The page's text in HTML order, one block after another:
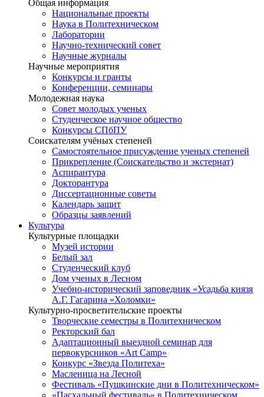
Общая информация
Национальные проекты
Наука в Политехническом
Лаборатории
Научно-технический совет
Научные журналы
Научные мероприятия
Конкурсы и гранты
Конференции, семинары
Молодежная наука
Совет молодых ученых
Студенческое научное общество
Конкурсы СПбПУ
Соискателям учёных степеней
Самостоятельное присуждение ученых степеней
Прикрепление (Соискательство и экстернат)
Аспирантура
Докторантура
Диссертационные советы
Календарь защит
Образцы заявлений
Культура
Культурные площадки
Музей истории
Белый зал
Студенческий клуб
Дом ученых в Лесном
Учебно-исторический заповедник «Усадьба князя
А.Г. Гагарина «Холомки»
Культурно-просветительские проекты
Творческие семестры в Политехническом
Ректорский бал
Адаптационный выездной семинар для
первокурсников «Art Camp»
Конкурс «Звезда Политеха»
Масленица на Лесной
Фестиваль «Пушкинские дни в Политехническом»
«Пасхальный фестиваль» в Политехническом